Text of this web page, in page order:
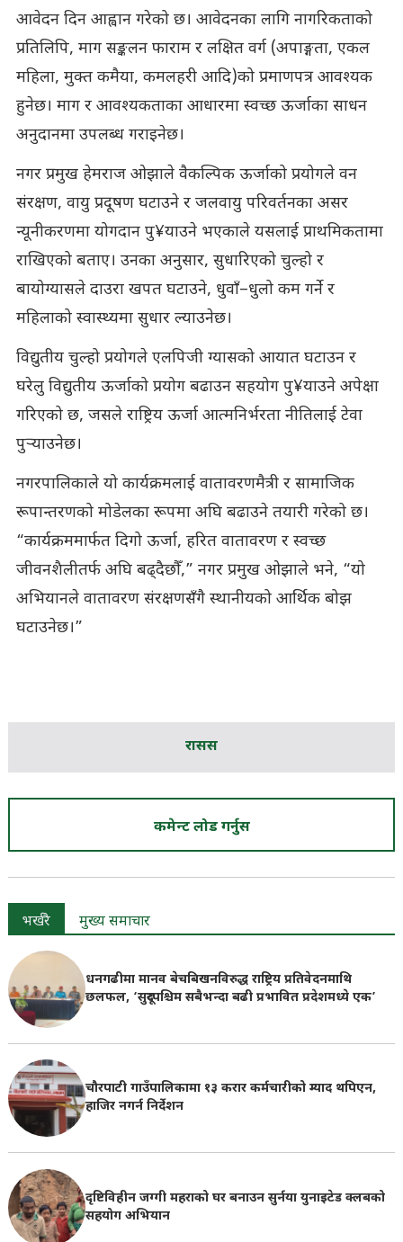
आवेदन दिन आह्वान गरेको छ। आवेदनका लागि नागरिकताको
प्रतिलिपि, माग सङ्कलन फाराम र लक्षित वर्ग (अपाङ्गता, एकल
महिला, मुक्त कमैया, कमलहरी आदि)को प्रमाणपत्र आवश्यक
हुनेछ। माग र आवश्यकताका आधारमा स्वच्छ ऊर्जाका साधन
अनुदानमा उपलब्ध गराइनेछ।
नगर प्रमुख हेमराज ओझाले वैकल्पिक ऊर्जाको प्रयोगले वन
संरक्षण, वायु प्रदूषण घटाउने र जलवायु परिवर्तनका असर
न्यूनीकरणमा योगदान पु¥याउने भएकाले यसलाई प्राथमिकतामा
राखिएको बताए। उनका अनुसार, सुधारिएको चुल्हो र
बायोग्यासले दाउरा खपत घटाउने, धुवाँ–धुलो कम गर्ने र
महिलाको स्वास्थ्यमा सुधार ल्याउनेछ।
विद्युतीय चुल्हो प्रयोगले एलपिजी ग्यासको आयात घटाउन र
घरेलु विद्युतीय ऊर्जाको प्रयोग बढाउन सहयोग पु¥याउने अपेक्षा
गरिएको छ, जसले राष्ट्रिय ऊर्जा आत्मनिर्भरता नीतिलाई टेवा
पुर्‍याउनेछ।
नगरपालिकाले यो कार्यक्रमलाई वातावरणमैत्री र सामाजिक
रूपान्तरणको मोडेलका रूपमा अघि बढाउने तयारी गरेको छ।
“कार्यक्रममार्फत दिगो ऊर्जा, हरित वातावरण र स्वच्छ
जीवनशैलीतर्फ अघि बढ्दैछौँ,” नगर प्रमुख ओझाले भने, “यो
अभियानले वातावरण संरक्षणसँगै स्थानीयको आर्थिक बोझ
घटाउनेछ।”
रासस
कमेन्ट लोड गर्नुस
भर्खरै मुख्य समाचार
धनगढीमा मानव बेचबिखनविरुद्ध राष्ट्रिय प्रतिवेदनमाथि
छलफल, ‘सुदूरपश्चिम सबैभन्दा बढी प्रभावित प्रदेशमध्ये एक’
चौरपाटी गाउँपालिकामा १३ करार कर्मचारीको म्याद थपिएन,
हाजिर नगर्न निर्देशन
दृष्टिविहीन जग्गी महराको घर बनाउन सुर्नया युनाइटेड क्लबको
सहयोग अभियान